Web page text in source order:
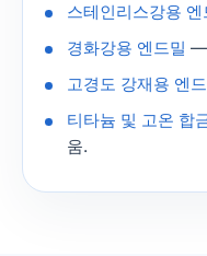
스테인리스강용 엔
경화강용 엔드밀 —
고경도 강재용 엔
티타늄 및 고온 합
움.